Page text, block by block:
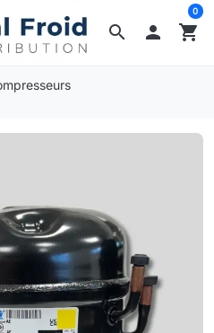
search  shopping_cart
0